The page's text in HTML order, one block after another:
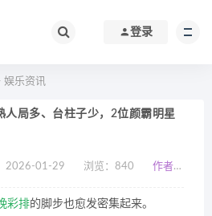
登录
娱乐资讯
人局多、台柱子少，2位颜霸明星
2026-01-29 浏览： 840 作者：小编
彩排的脚步也愈发密集起来。